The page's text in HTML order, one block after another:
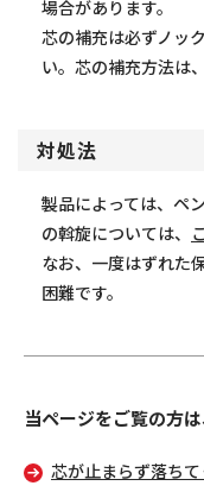
場合があります。
芯の補充は必ずノッ
い。芯の補充方法は、
対処法
製品によっては、ペ
の斡旋については、
なお、一度はずれた
困難です。
当ページをご覧の方
芯が止まらず落ち